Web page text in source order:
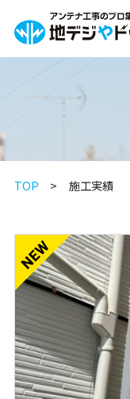
TOP 施工実績